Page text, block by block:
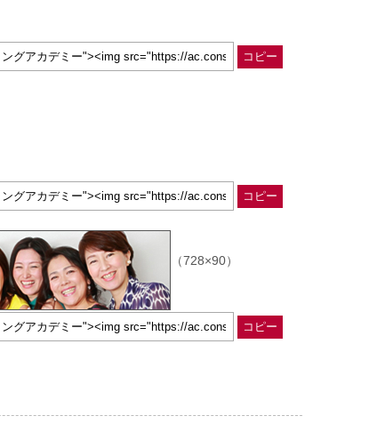
コピー
コピー
（728×90）
コピー